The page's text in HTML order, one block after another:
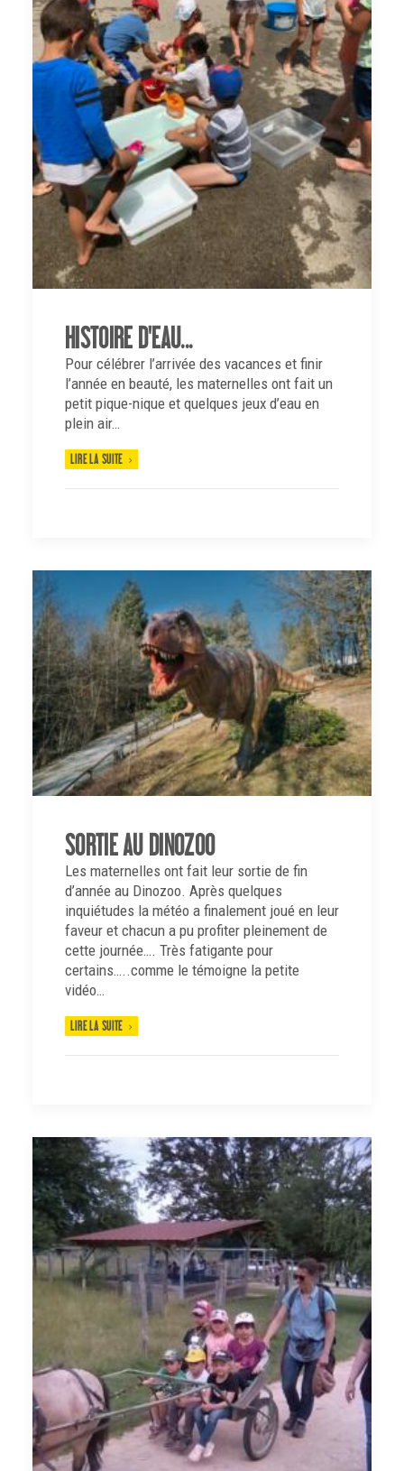
HISTOIRE D'EAU...
Pour célébrer l’arrivée des vacances et finir
l’année en beauté, les maternelles ont fait un
petit pique-nique et quelques jeux d’eau en
plein air…
LIRE LA SUITE
SORTIE AU DINOZOO
Les maternelles ont fait leur sortie de fin
d’année au Dinozoo. Après quelques
inquiétudes la météo a finalement joué en leur
faveur et chacun a pu profiter pleinement de
cette journée…. Très fatigante pour
certains…..comme le témoigne la petite
vidéo…
LIRE LA SUITE